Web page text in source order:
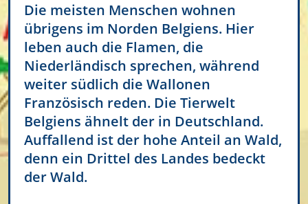
Die meisten Menschen wohnen
übrigens im Norden Belgiens. Hier
leben auch die Flamen, die
Niederländisch sprechen, während
weiter südlich die Wallonen
Französisch reden. Die Tierwelt
Belgiens ähnelt der in Deutschland.
Auffallend ist der hohe Anteil an Wald,
denn ein Drittel des Landes bedeckt
der Wald.